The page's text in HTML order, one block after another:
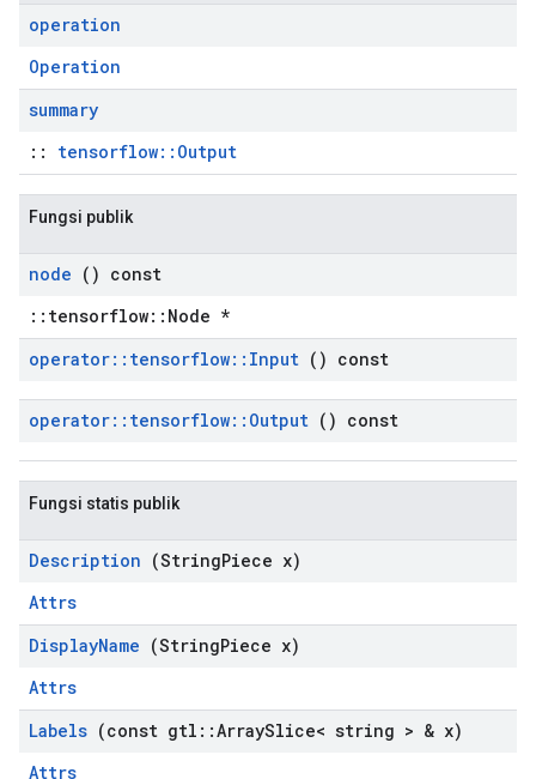
operation
Operation
summary
:: tensorflow::Output
Fungsi publik
node () const
::tensorflow::Node *
operator:: tensorflow:: Input () const
operator:: tensorflow:: Output () const
Fungsi statis publik
Description (StringPiece x)
Attrs
DisplayName (StringPiece x)
Attrs
Labels (const gtl ::ArraySlice< string > & x)
Attrs